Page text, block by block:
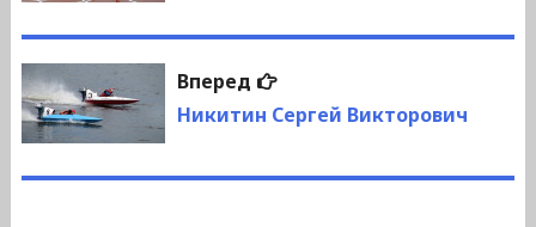
записям
Вперед
Следующая
запись:
Никитин Сергей Викторович